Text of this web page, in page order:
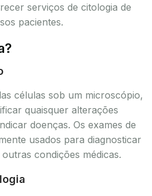
serviços de citologia de
pacientes.
células sob um microscópio,
quaisquer alterações
doenças. Os exames de
usados para diagnosticar
condições médicas.